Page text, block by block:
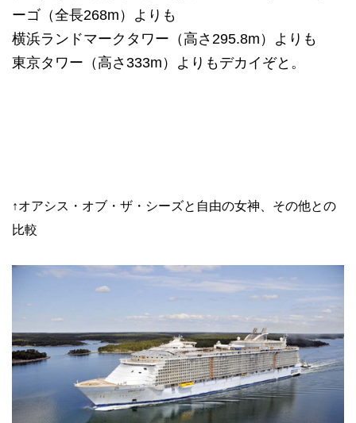
ーゴ（全長268m）よりも
横浜ランドマークタワー（高さ295.8m）よりも
東京タワー（高さ333m）よりもデカイぞと。
↑オアシス・オブ・ザ・シーズと自由の女神、その他との
比較